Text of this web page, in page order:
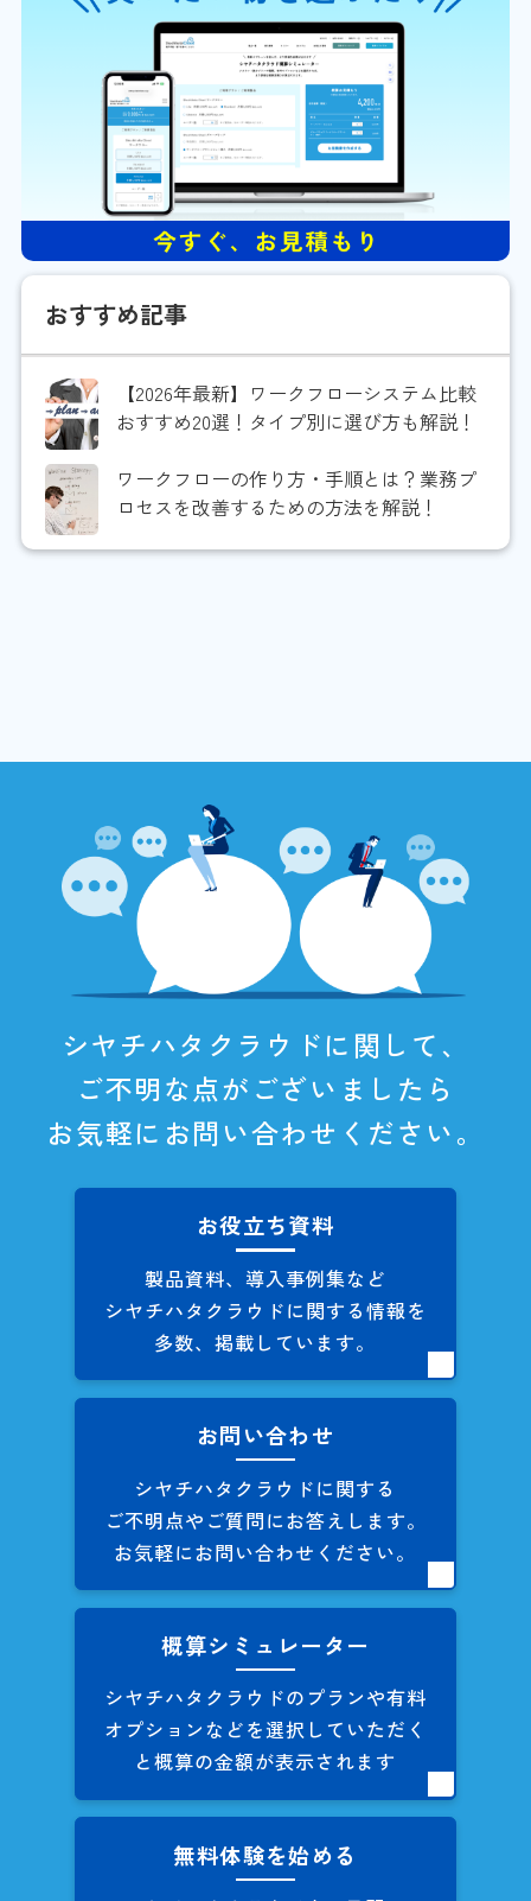
おすすめ記事
【2026年最新】ワークフローシステム比較
おすすめ20選！タイプ別に選び方も解説！
ワークフローの作り方・手順とは？業務プ
ロセスを改善するための方法を解説！
シヤチハタクラウドに関して、
ご不明な点がございましたら
お気軽にお問い合わせください。
お役立ち資料
製品資料、導入事例集など
シヤチハタクラウドに関する情報を
多数、掲載しています。
お問い合わせ
シヤチハタクラウドに関する
ご不明点やご質問にお答えします。
お気軽にお問い合わせください。
概算シミュレーター
シヤチハタクラウドのプランや有料
オプションなどを選択していただく
と概算の金額が表示されます
無料体験を始める